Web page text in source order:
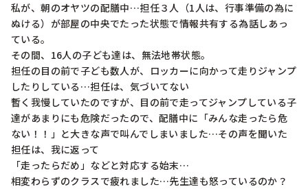
私が、朝のオヤツの配膳中…担任３人（1人は、行事準備の為に
ぬける）が部屋の中央でたった状態で情報共有する為話しあっ
ている。
その間、16人の子ども達は、無法地帯状態。
担任の目の前で子ども数人が、ロッカーに向かって走りジャンプ
したりしている…担任は、気づいてない
暫く我慢していたのですが、目の前で走ってジャンプしている子
達があまりにも危険だったので、配膳中に「みんな走ったら危
ない！！」と大きな声で叫んでしまいました…その声を聞いた
担任は、我に返って
「走ったらだめ」などと対応する始末…
相変わらずのクラスで疲れました…先生達も怒っているのか？